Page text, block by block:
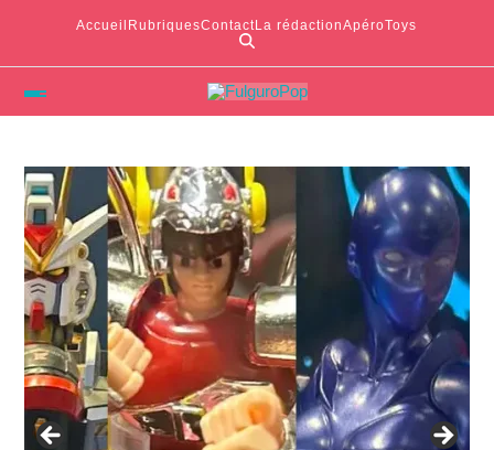
Accueil RubriquesContactLa rédactionApéroToys